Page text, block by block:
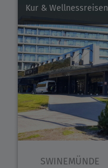
Kur & Wellnessreisen
SWINEMÜNDE